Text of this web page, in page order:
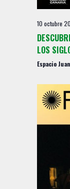
10 octubre
LOS
Espacio